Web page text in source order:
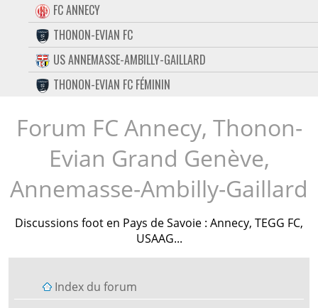
FORUM
CONTACT
FACEBOOK
TWITTER
INSTAGRAM
FC ANNECY
THONON-EVIAN FC
US ANNEMASSE-AMBILLY-GAILLARD
THONON-EVIAN FC FÉMININ
Forum FC Annecy, Thonon-
Evian Grand Genève,
Annemasse-Ambilly-Gaillard
Discussions foot en Pays de Savoie : Annecy, TEGG FC,
USAAG...
Index du forum